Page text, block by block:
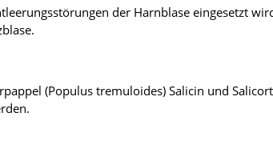
der Harnblase eingesetzt
(Populus tremuloides) Salicin und